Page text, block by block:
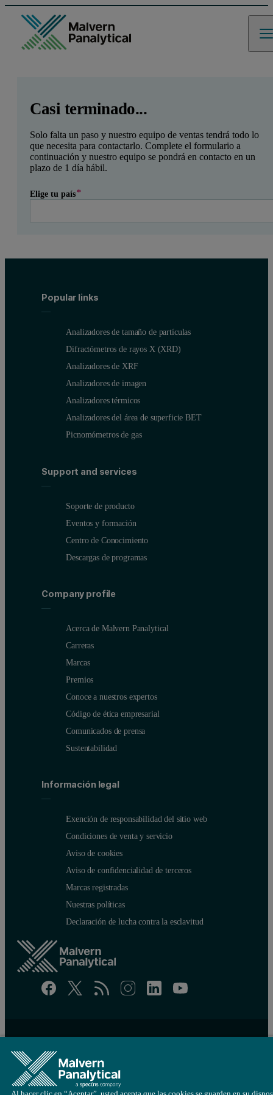
Casi terminado...
Solo falta un paso y nuestro equipo de ventas tendrá todo lo
que necesita para contactarlo. Complete el formulario a
continuación y nuestro equipo se pondrá en contacto en un
plazo de 1 día hábil.
Elige tu país
Popular links
Analizadores de tamaño de partículas
Difractómetros de rayos X (XRD)
Analizadores de XRF
Analizadores de imagen
Analizadores térmicos
Analizadores del área de superficie BET
Picnomómetros de gas
Support and services
Soporte de producto
Eventos y formación
Centro de Conocimiento
Descargas de programas
Company profile
Acerca de Malvern Panalytical
Carreras
Marcas
Premios
Conoce a nuestros expertos
Código de ética empresarial
Comunicados de prensa
Sustentabilidad
Información legal
Exención de responsabilidad del sitio web
Condiciones de venta y servicio
Aviso de cookies
Aviso de confidencialidad de terceros
Marcas registradas
Nuestras políticas
Declaración de lucha contra la esclavitud
Cookie settings
© Copyright 2026 - Malvern Panalytical Ltd es una